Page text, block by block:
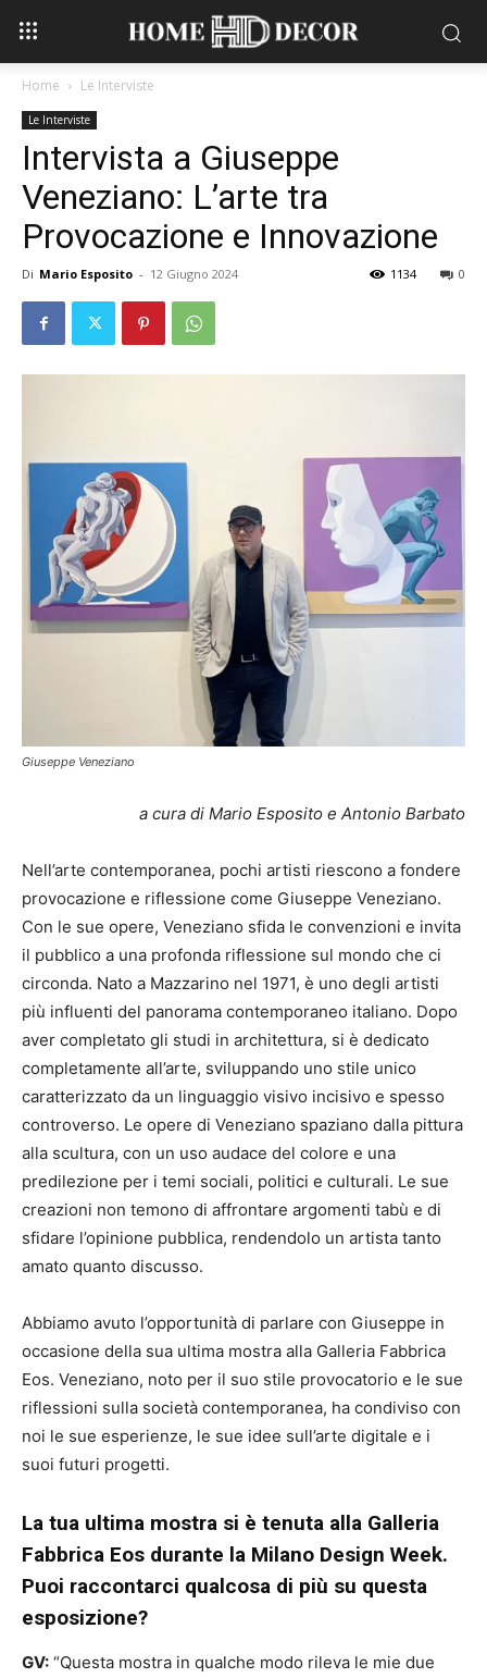
Home Le Interviste
Le Interviste
Intervista a Giuseppe
Veneziano: L’arte tra
Provocazione e Innovazione
Di Mario Esposito - 12 Giugno 2024 0
1134
Giuseppe Veneziano
a cura di Mario Esposito e Antonio Barbato
Nell’arte contemporanea, pochi artisti riescono a fondere
provocazione e riflessione come Giuseppe Veneziano.
Con le sue opere, Veneziano sfida le convenzioni e invita
il pubblico a una profonda riflessione sul mondo che ci
circonda. Nato a Mazzarino nel 1971, è uno degli artisti
più influenti del panorama contemporaneo italiano. Dopo
aver completato gli studi in architettura, si è dedicato
completamente all’arte, sviluppando uno stile unico
caratterizzato da un linguaggio visivo incisivo e spesso
controverso. Le opere di Veneziano spaziano dalla pittura
alla scultura, con un uso audace del colore e una
predilezione per i temi sociali, politici e culturali. Le sue
creazioni non temono di affrontare argomenti tabù e di
sfidare l’opinione pubblica, rendendolo un artista tanto
amato quanto discusso.
Abbiamo avuto l’opportunità di parlare con Giuseppe in
occasione della sua ultima mostra alla Galleria Fabbrica
Eos. Veneziano, noto per il suo stile provocatorio e le sue
riflessioni sulla società contemporanea, ha condiviso con
noi le sue esperienze, le sue idee sull’arte digitale e i
suoi futuri progetti.
La tua ultima mostra si è tenuta alla Galleria
Fabbrica Eos durante la Milano Design Week.
Puoi raccontarci qualcosa di più su questa
esposizione?
GV: “Questa mostra in qualche modo rileva le mie due